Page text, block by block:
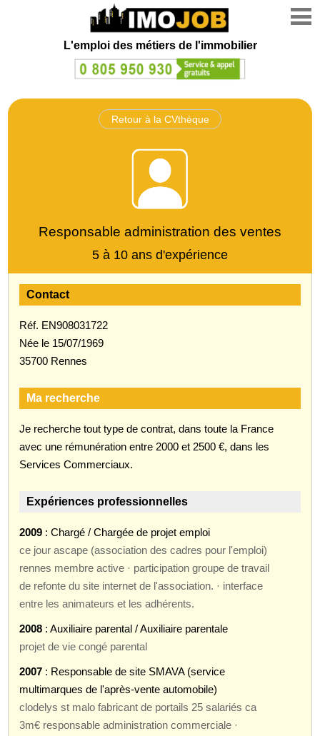
L'emploi des métiers de l'immobilier
Retour à la CVthèque
Responsable administration des ventes
5 à 10 ans d'expérience
Contact
Réf. EN908031722
Née le 15/07/1969
35700 Rennes
Ma recherche
Je recherche tout type de contrat, dans toute la France
avec une rémunération entre 2000 et 2500 €, dans les
Services Commerciaux.
Expériences professionnelles
2009 : Chargé / Chargée de projet emploi
ce jour ascape (association des cadres pour l'emploi)
rennes membre active · participation groupe de travail
de refonte du site internet de l'association. · interface
entre les animateurs et les adhérents.
2008 : Auxiliaire parental / Auxiliaire parentale
projet de vie congé parental
2007 : Responsable de site SMAVA (service
multimarques de l'après-vente automobile)
clodelys st malo fabricant de portails 25 salariés ca
3m€ responsable administration commerciale ·